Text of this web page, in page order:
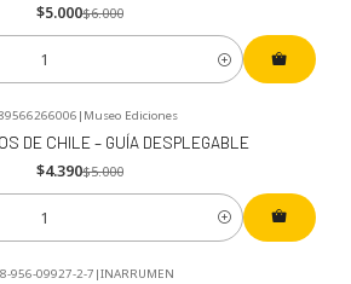
$5.000$6.000
| Museo Ediciones
DE CHILE – GUÍA DESPLEGABLE
$4.390$5.000
956-09927-2-7 |INARRUMEN